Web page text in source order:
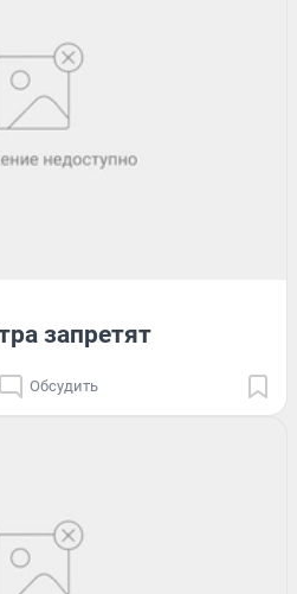
запретят
Обсудить